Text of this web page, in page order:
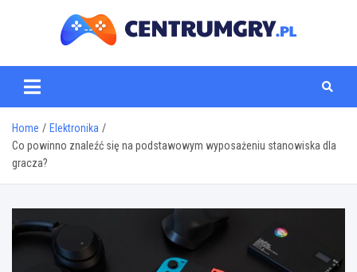
centrumgry.pl
Home
Elektronika
Co powinno znaleźć się na podstawowym wyposażeniu stanowiska dla
gracza?